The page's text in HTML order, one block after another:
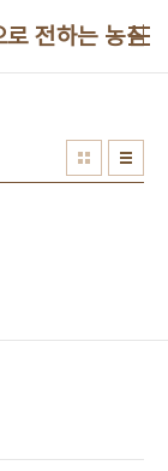
전하는 농심